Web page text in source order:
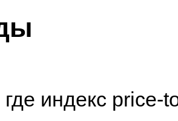
индекс price-